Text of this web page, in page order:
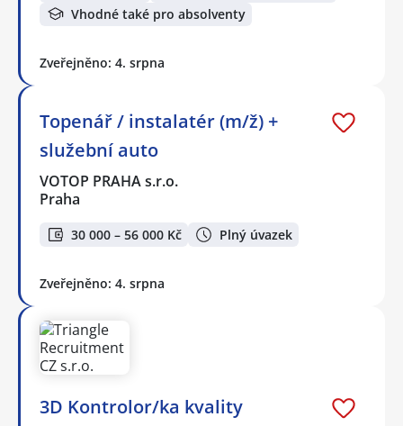
Vhodné také pro absolventy
Zveřejněno: 4. srpna
Topenář / instalatér (m/ž) +
služební auto
VOTOP PRAHA s.r.o.
Praha
30 000 – 56 000 Kč Plný úvazek
Zveřejněno: 4. srpna
3D Kontrolor/ka kvality